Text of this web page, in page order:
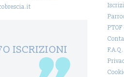
ISCRIZIONI
PTOF
F.A.Q.